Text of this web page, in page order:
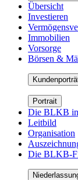
Übersicht
Investieren
Immobilien
Vorsorge
Börsen &
Portrait
Die BLKB
Leitbild
Organisation
Die BLKB-